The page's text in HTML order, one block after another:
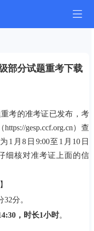
部分试题重考下载
考的准考证已发布，考
gesp.ccf.org.cn）查
1月8日9:00至1月10日
细核对准考证上面的信
分。
，时长1小时。